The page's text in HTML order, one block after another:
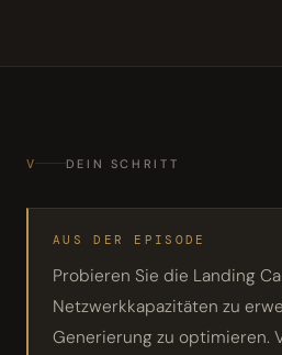
V DEIN SCHRITT
AUS DER EPISODE
Probieren Sie die Landing
Netzwerkkapazitäten zu
Generierung zu optimieren.